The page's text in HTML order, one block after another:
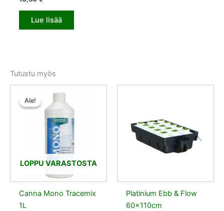
Lue lisää
Tutustu myös
Ale!
LOPPU VARASTOSTA
Ale!
Canna Mono Tracemix
1L
hinta
oli:
14,50 €.
on:
Platinium Ebb & Flow
60x110cm